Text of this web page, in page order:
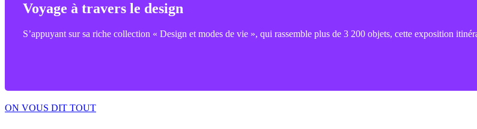
Voyage à travers le design
S’appuyant sur sa riche collection « Design et modes de vie », qui rassemble plus de 3 200 objets, cette exposition
Architecture et design au tournant des années 1970
ON VOUS DIT TOUT